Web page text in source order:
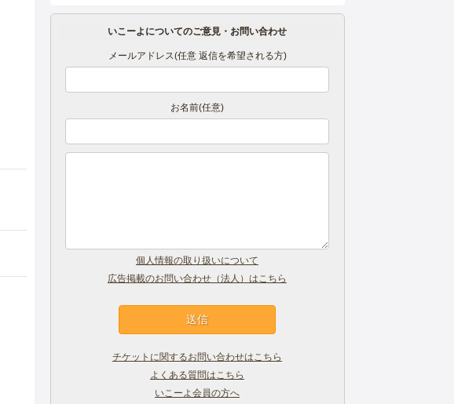
いこーよについてのご意見・お問い合わせ
メールアドレス(任意 返信を希望される方)
お名前(任意)
個人情報の取り扱いについて
広告掲載のお問い合わせ（法人）はこちら
チケットに関するお問い合わせはこちら
よくある質問はこちら
いこーよ会員の方へ